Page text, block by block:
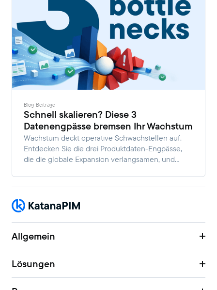
Blog-Beiträge
Schnell skalieren? Diese 3
Datenengpässe bremsen Ihr Wachstum
Wachstum deckt operative Schwachstellen auf.
Entdecken Sie die drei Produktdaten-Engpässe,
die die globale Expansion verlangsamen, und
um schneller zu skalieren.
Allgemein
Lösungen